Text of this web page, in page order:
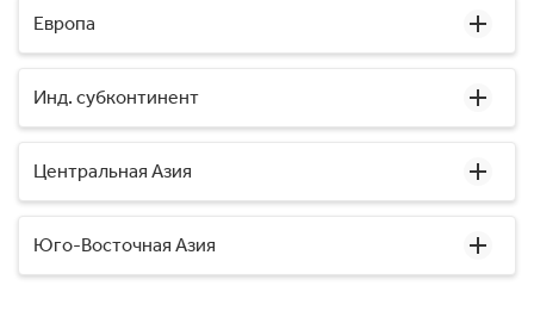
Европа
Инд. субконтинент
Центральная Азия
Юго-Восточная Азия